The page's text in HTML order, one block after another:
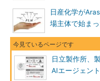
日産化学が
場主体で始ま
日立製作所、
AIエージェン